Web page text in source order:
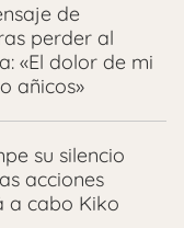
de
perder al
«El dolor de mi
añicos»
su silencio
acciones
a cabo Kiko